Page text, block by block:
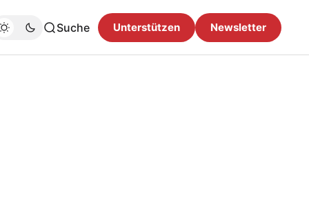
Suche Unterstützen Newsletter